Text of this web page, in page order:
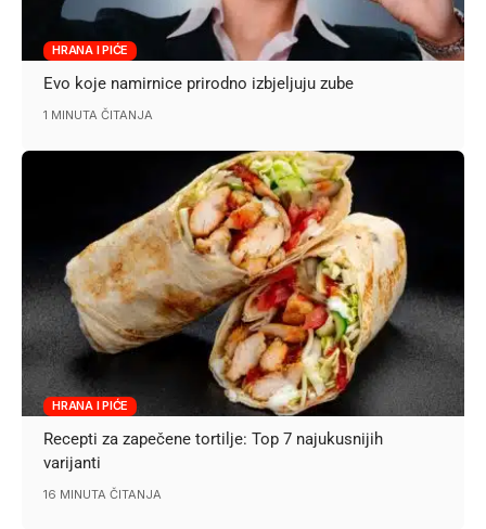
HRANA I PIĆE
Evo koje namirnice prirodno izbjeljuju zube
1 MINUTA ČITANJA
HRANA I PIĆE
Recepti za zapečene tortilje: Top 7 najukusnijih
varijanti
16 MINUTA ČITANJA